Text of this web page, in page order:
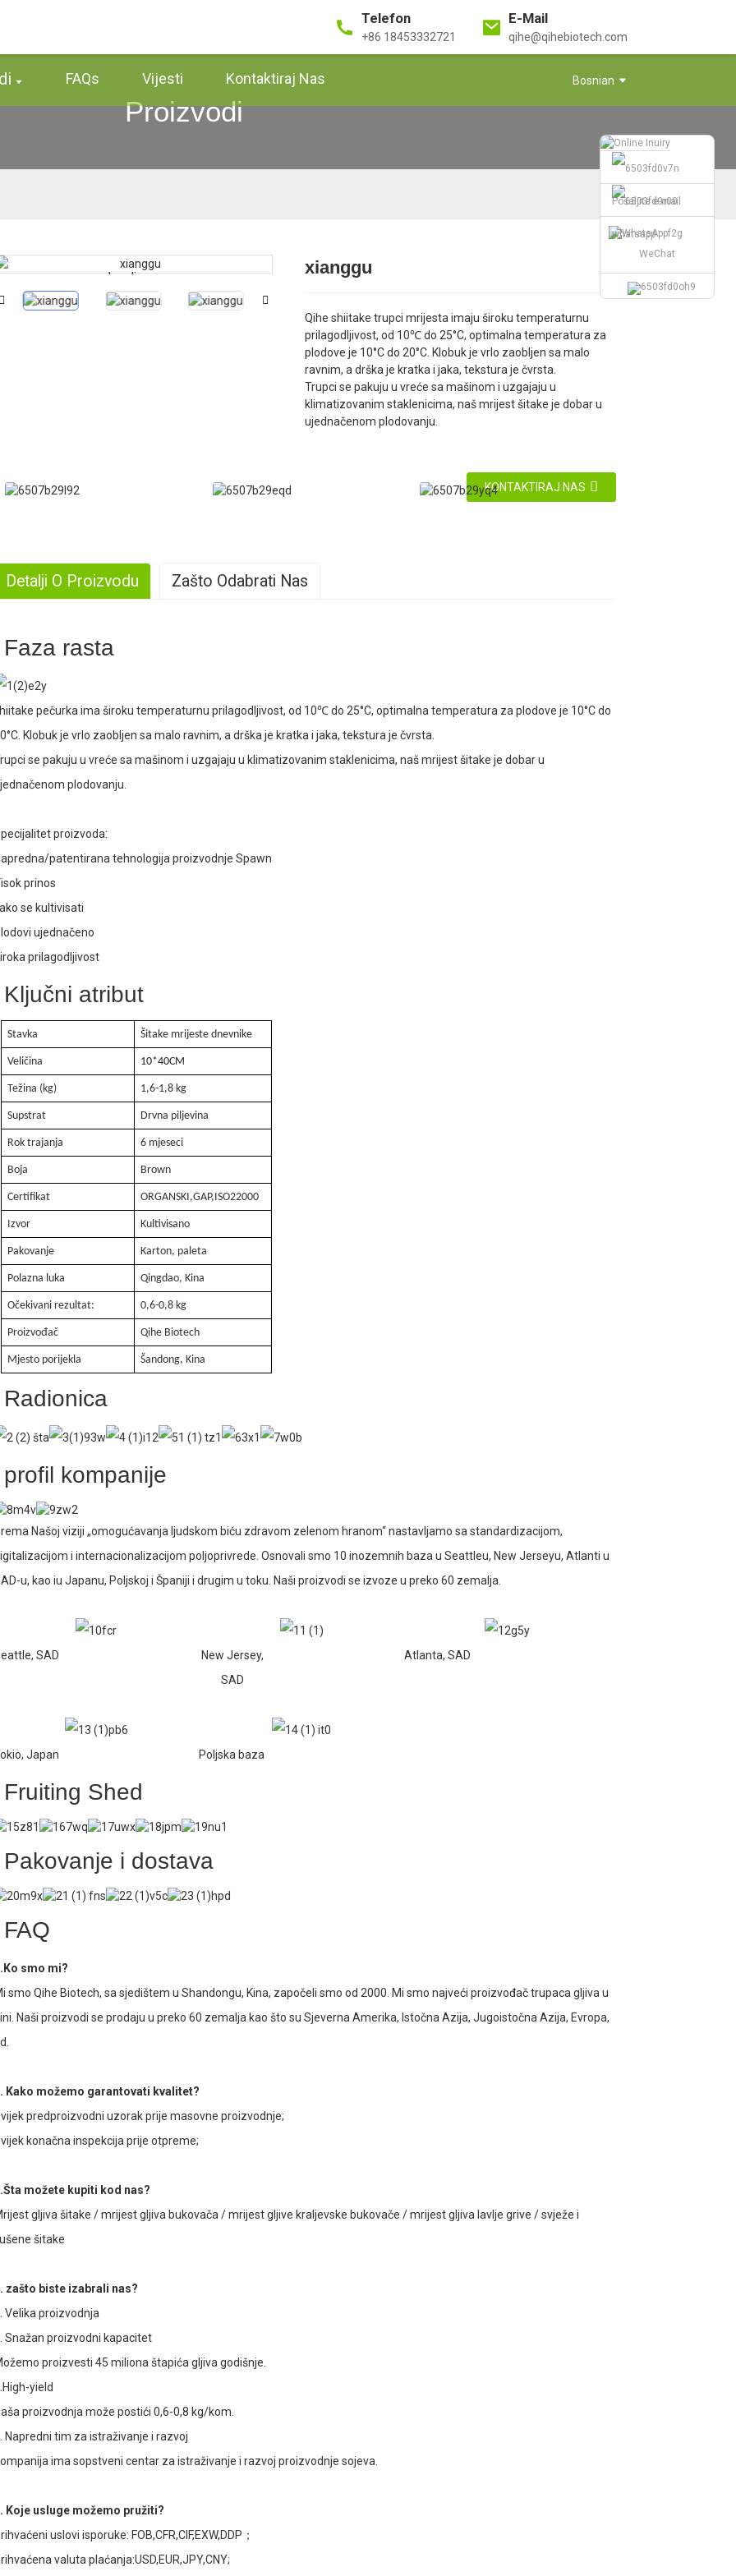
Telefon
+86 18453332721
E-Mail
qihe@qihebiotech.com
FAQs Vijesti Kontaktiraj Nas Bosnian
Pošaljite e-mail
whatsapp
WeChat
Proizvodi
Loading...
Loading... Loading...
Loading...
xianggu
Qihe shiitake trupci mrijesta imaju široku temperaturnu
prilagodljivost, od 10℃ do 25°C, optimalna temperatura za
plodove je 10°C do 20°C. Klobuk je vrlo zaobljen sa malo
ravnim, a drška je kratka i jaka, tekstura je čvrsta.
Trupci se pakuju u vreće sa mašinom i uzgajaju u
klimatizovanim staklenicima, naš mrijest šitake je dobar u
ujednačenom plodovanju.
KONTAKTIRAJ NAS
Detalji O Proizvodu Zašto Odabrati Nas
Faza rasta
pečurka ima široku temperaturnu prilagodljivost, od 10℃ do 25°C, optimalna temperatura za plodove je 10°C do
Klobuk je vrlo zaobljen sa malo ravnim, a drška je kratka i jaka, tekstura je čvrsta.
se pakuju u vreće sa mašinom i uzgajaju u klimatizovanim staklenicima, naš mrijest šitake je dobar u
plodovanju.
proizvoda:
patentirana tehnologija proizvodnje Spawn
prinos
Lako se kultivisati
ujednačeno
prilagodljivost
Ključni atribut
Stavka Šitake mrijeste dnevnike
Veličina 10*40CM
Težina (kg) 1,6-1,8 kg
Supstrat Drvna piljevina
Rok trajanja 6 mjeseci
Boja Brown
Certifikat ORGANSKI,GAP,ISO22000
Izvor Kultivisano
Pakovanje Karton, paleta
Polazna luka Qingdao, Kina
Očekivani rezultat: 0,6-0,8 kg
Proizvođač Qihe Biotech
Mjesto porijekla Šandong, Kina
Radionica
profil kompanije
Našoj viziji „omogućavanja ljudskom biću zdravom zelenom hranom“ nastavljamo sa standardizacijom,
i internacionalizacijom poljoprivrede. Osnovali smo 10 inozemnih baza u Seattleu, New Jerseyu, Atlanti u
u, kao iu Japanu, Poljskoj i Španiji i drugim u toku. Naši proizvodi se izvoze u preko 60 zemalja.
SAD
New Jersey,
SAD
Atlanta, SAD
Japan Poljska baza
Fruiting Shed
Pakovanje i dostava
FAQ
smo mi?
smo Qihe Biotech, sa sjedištem u Shandongu, Kina, započeli smo od 2000. Mi smo najveći proizvođač trupaca gljiva u
Naši proizvodi se prodaju u preko 60 zemalja kao što su Sjeverna Amerika, Istočna Azija, Jugoistočna Azija, Evropa,
Kako možemo garantovati kvalitet?
predproizvodni uzorak prije masovne proizvodnje;
konačna inspekcija prije otpreme;
možete kupiti kod nas?
gljiva šitake / mrijest gljiva bukovača / mrijest gljive kraljevske bukovače / mrijest gljiva lavlje grive / svježe i
šitake
zašto biste izabrali nas?
Velika proizvodnja
Snažan proizvodni kapacitet
proizvesti 45 miliona štapića gljiva godišnje.
yield
proizvodnja može postići 0,6-0,8 kg/kom.
Napredni tim za istraživanje i razvoj
ima sopstveni centar za istraživanje i razvoj proizvodnje sojeva.
Koje usluge možemo pružiti?
uslovi isporuke: FOB,CFR,CIF,EXW,DDP；
valuta plaćanja:USD,EUR,JPY,CNY;
Bogato iskustvo
3. Jaka proizvodna sposobnost